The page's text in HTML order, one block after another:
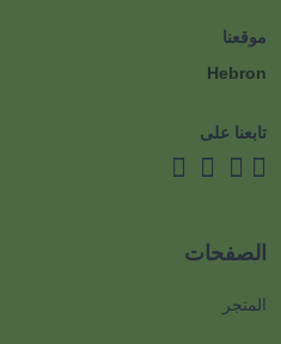
موقعنا
Hebron
تابعنا على
الصفحات
المتجر